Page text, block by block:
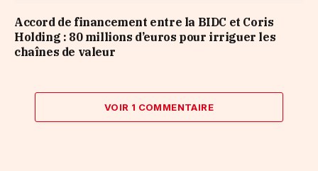
Accord de financement entre la BIDC et Coris
Holding : 80 millions d’euros pour irriguer les
chaînes de valeur
VOIR 1 COMMENTAIRE